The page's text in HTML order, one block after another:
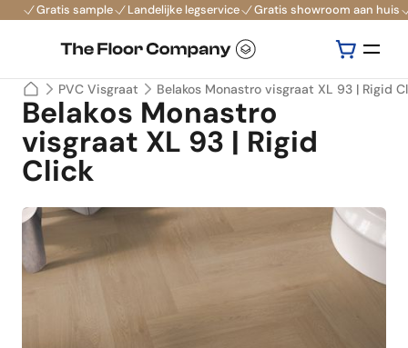
Gratis sample Landelijke legservice Gratis showroom aan huis
PVC Visgraat Belakos Monastro visgraat XL 93 | Rigid
Belakos Monastro
visgraat XL 93 | Rigid
Click